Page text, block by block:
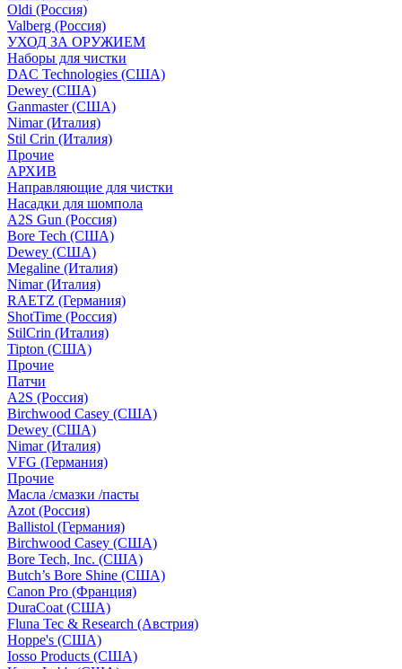
Oldi (Россия)
Valberg (Россия)
УХОД ЗА ОРУЖИЕМ
Наборы для чистки
DAC Technologies (США)
Dewey (США)
Ganmaster (США)
Nimar (Италия)
Stil Crin (Италия)
Прочие
АРХИВ
Направляющие для чистки
Насадки для шомпола
A2S Gun (Россия)
Bore Tech (США)
Dewey (США)
Megaline (Италия)
Nimar (Италия)
RAETZ (Германия)
ShotTime (Россия)
StilCrin (Италия)
Tipton (США)
Прочие
Патчи
A2S (Россия)
Birchwood Casey (США)
Dewey (США)
Nimar (Италия)
VFG (Германия)
Прочие
Масла /смазки /пасты
Azot (Россия)
Ballistol (Германия)
Birchwood Casey (США)
Bore Tech, Inc. (США)
Butch’s Bore Shine (СШA)
Canon Pro (Франция)
DuraCoat (США)
Fluna Tec & Research (Австрия)
Hoppe's (США)
Iosso Products (США)